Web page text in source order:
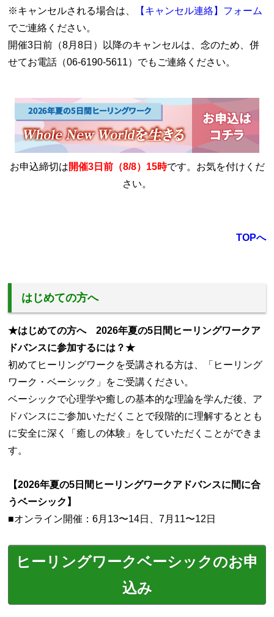
※キャンセルされる場合は、
【キャンセル連絡】フォーム
でご連絡ください。
開催3日前（8月8日）以降のキャンセルは、念のため、併
せてお電話（06-6190-5611）でもご連絡ください。
お申込締切は開催3日前（8/8）15時です。お気を付けくだ
さい。
TOPへ
はじめての方へ
★はじめての方へ 2026年夏の5日間ヒーリングワークア
ドバンスに参加するには？★
初めてヒーリングワークを受講される方は、「ヒーリング
ワーク・ベーシック」をご受講ください。
ベーシックで心理学や癒しの基本的な理論を学んだ後、ア
ドバンスにご参加いただくことで段階的に理解するととも
に安全に深く「癒しの体験」をしていただくことができま
す。
【2026年夏の5日間ヒーリングワークアドバンスに間に合
うベーシック】
■オンライン開催：6月13〜14日、7月11〜12日
ヒーリングワークベーシックのお申
込み